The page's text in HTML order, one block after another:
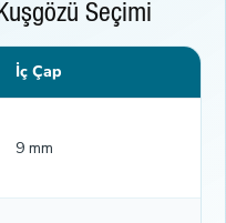
Seçimi
İç Çap
9 mm